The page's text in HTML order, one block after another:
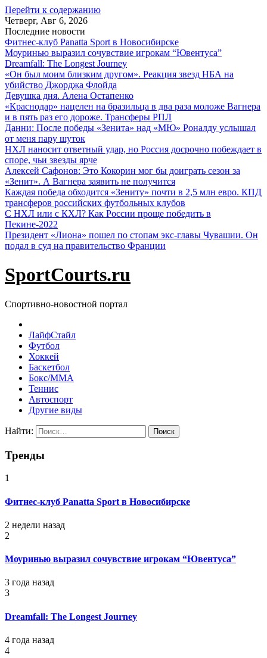
Перейти к содержанию
Четверг, Авг 6, 2026
Последние новости
Фитнес-клуб Panatta Sport в Новосибирске
Моуринью выразил сочувствие игрокам “Ювентуса”
Dreamfall: The Longest Journey
«Он был моим близким другом». Реакция звезд НБА на
убийство Джорджа Флойда
Девушка дня. Алена Остапенко
«Краснодар» нацелен на бразильца в два раза моложе Вагнера
и в пять раз его дороже. Трансферы РПЛ
Данни: После победы «Зенита» над «МЮ» Роналду услышал
от меня пару шуток
НХЛ наносит ответный удар, но Россия досрочно побеждает в
споре, чьи звезды ярче
Алексей Сафонов: Это Кокорин мог бы доиграть сезон за
«Зенит». А Вагнера заявить не получится
Каждая победа обходится «Зениту» почти в 2,5 млн евро. КПД
трансферов российских футбольных клубов
С НХЛ или с КХЛ? Как России проще победить в
Пекине-2022
Президент «Лиона» пошел по стопам экс-главы Чувашии. Он
подал в суд на правительство Франции
SportCourts.ru
Спортивно-новостной портал
ЛайфСтайл
Футбол
Хоккей
Баскетбол
Бокс/MMA
Теннис
Автоспорт
Другие виды
Найти:
Тренды
1
Фитнес-клуб Panatta Sport в Новосибирске
2 недели назад
2
Моуринью выразил сочувствие игрокам “Ювентуса”
3 года назад
3
Dreamfall: The Longest Journey
4 года назад
4